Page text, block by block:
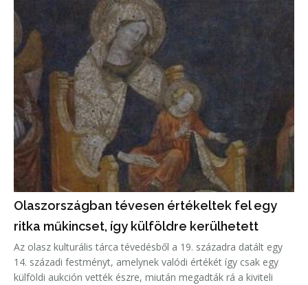
Olaszországban tévesen értékeltek fel egy
ritka műkincset, így külföldre kerülhetett
Az olasz kulturális tárca tévedésből a 19. századra datált egy
14. századi festményt, amelynek valódi értékét így csak egy
külföldi aukción vették észre, miután megadták rá a kiviteli